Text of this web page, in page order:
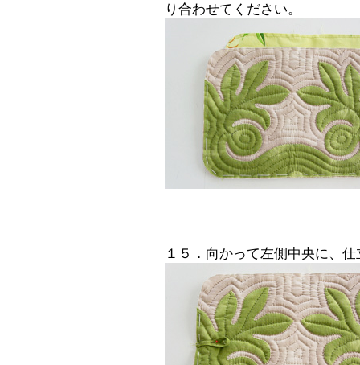
り合わせてください。
１５．向かって左側中央に、